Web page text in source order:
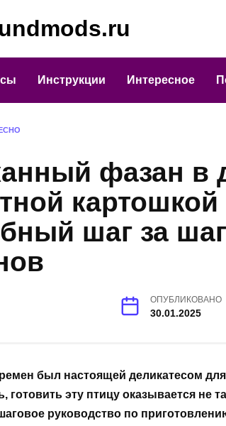
Инструкции Интересное
фазан в
шаг за
ОПУБЛИКОВАНО
30.01.2025
был настоящей деликатесом
готовить эту птицу оказывается не
руководство по